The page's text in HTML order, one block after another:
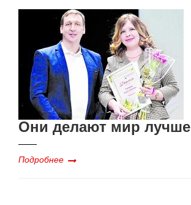
Они делают мир лучше
Подробнее